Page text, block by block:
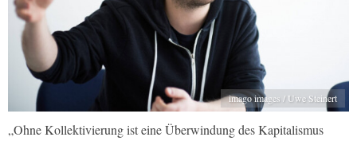
imago images / Uwe Steinert
„Ohne Kollektivierung ist eine Überwindung des Kapitalismus